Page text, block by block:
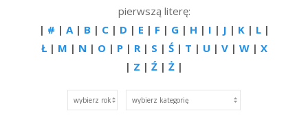
pierwszą literę:
| # | A | B | C | D | E | F | G | H | I | J | K | L |
Ł | M | N | O | P | R | S | Ś | T | U | V | W | X
| Z | Ź | Ż |